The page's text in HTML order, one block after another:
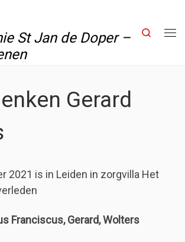
St Jan de Doper –
Search
Gerard
2021 is in Leiden in zorgvilla Het
Franciscus, Gerard, Wolters